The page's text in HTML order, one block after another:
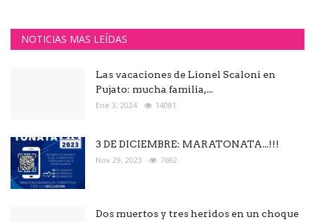
NOTICIAS MAS LEÍDAS
Las vacaciones de Lionel Scaloni en
Pujato: mucha familia,...
Ene 3, 2024 14081
3 DE DICIEMBRE: MARATONATA...!!!
Nov 29, 2023 7692
Dos muertos y tres heridos en un choque